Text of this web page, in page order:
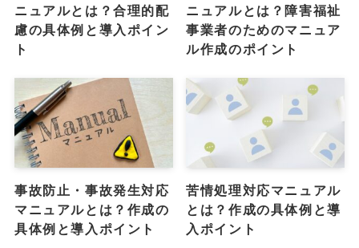
ニュアルとは？合理的配
慮の具体例と導入ポイン
ト
ニュアルとは？障害福祉
事業者のためのマニュア
ル作成のポイント
事故防止・事故発生対応
マニュアルとは？作成の
具体例と導入ポイント
苦情処理対応マニュアル
とは？作成の具体例と導
入ポイント